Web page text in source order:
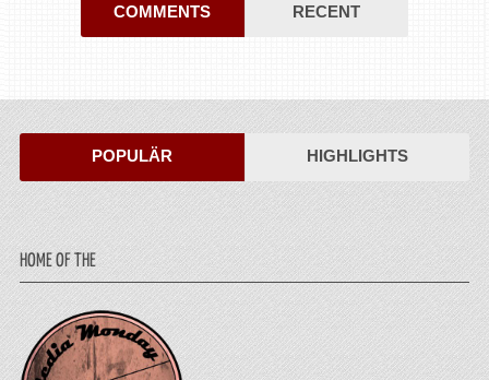
COMMENTS RECENT
POPULÄR HIGHLIGHTS
HOME OF THE